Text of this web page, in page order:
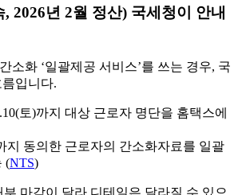
, 2026년 2월 정산) 국세청이 안내
소화 ‘일괄제공 서비스’를 쓰는 경우, 국
입니다.
토)까지 대상 근로자 명단을 홈택스에
지 동의한 근로자의 간소화자료를 일괄
(NTS)
부 마감이 달라 디테일은 달라질 수 있으